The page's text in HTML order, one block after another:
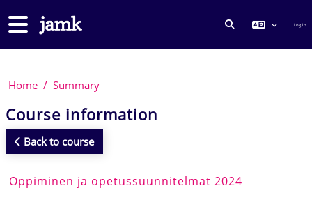
Side panel
TOGGLE Log in
Home Summary
Course information
Back to course
Oppiminen ja opetussuunnitelmat 2024